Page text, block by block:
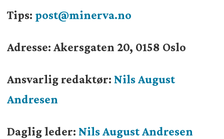
Tips: post@minerva.no
Adresse: Akersgaten 20, 0158 Oslo
Ansvarlig redaktør: Nils August
Andresen
Daglig leder: Nils August Andresen